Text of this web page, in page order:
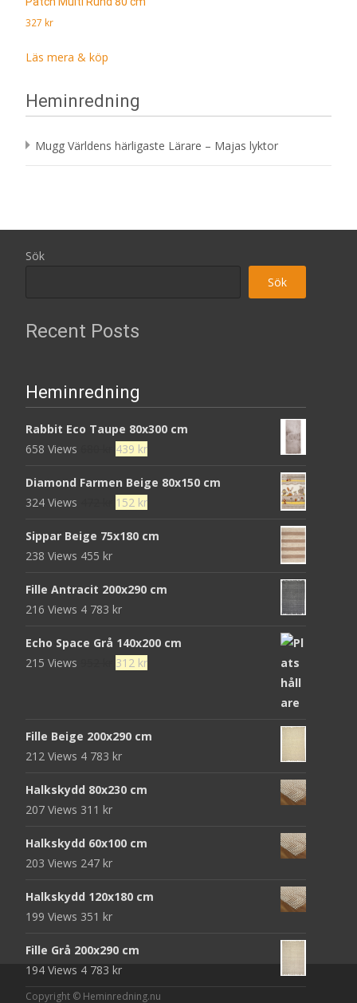
327 kr
Läs mera & köp
Heminredning
Mugg Världens härligaste Lärare – Majas lyktor
Sök
Sök
Recent Posts
Heminredning
Rabbit Eco Taupe 80x300 cm
658 Views
Det
priset
var:
439 krDet
priset
är:
Diamond Farmen Beige 80x150 cm
324 Views
Det
priset
152 krDet
priset
Sippar Beige 75x180 cm
238 Views 455 kr
Fille Antracit 200x290 cm
216 Views 4 783 kr
Echo Space Grå 140x200 cm
215 Views
Det
952 kr.
312 krDet
312 kr.
Fille Beige 200x290 cm
212 Views 4 783 kr
Halkskydd 80x230 cm
207 Views 311 kr
Halkskydd 60x100 cm
203 Views 247 kr
Halkskydd 120x180 cm
199 Views 351 kr
Fille Grå 200x290 cm
194 Views 4 783 kr
Copyright © Heminredning.nu